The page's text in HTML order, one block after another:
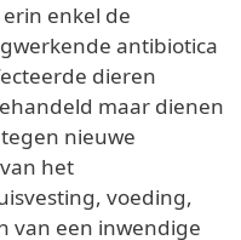
enkel de
antibiotica
dieren
maar dienen
nieuwe
het
voeding,
van een inwendige